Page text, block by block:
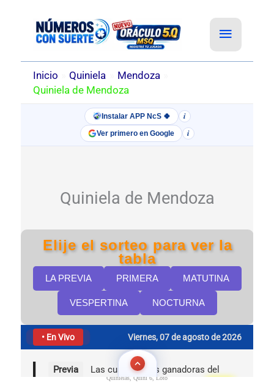
Quinielas, Quini 6, Loto